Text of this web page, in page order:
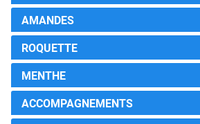
AMANDES
ROQUETTE
MENTHE
ACCOMPAGNEMENTS